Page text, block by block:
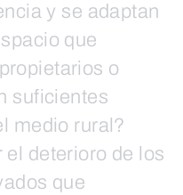
y se adaptan
que
o
suficientes
medio rural?
el deterioro de los
que